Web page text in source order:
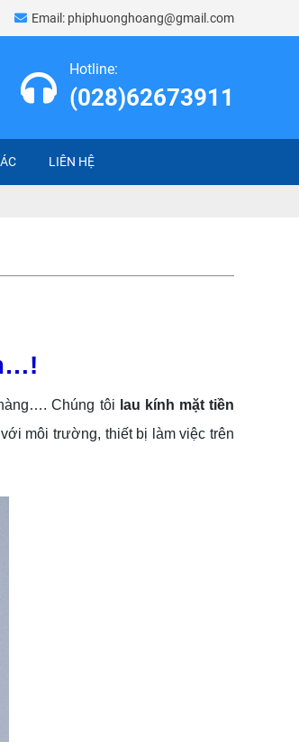
Email: phiphuonghoang@gmail.com
Hotline:
(028)62673911
LIÊN HỆ
Chúng tôi lau kính mặt tiền
môi trường, thiết bị làm việc trên